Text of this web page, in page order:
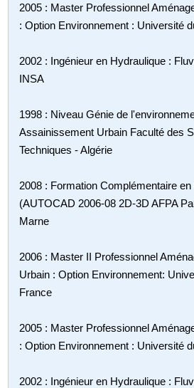
2005 : Master Professionnel
: Option Environnement : Université
2002 : Ingénieur en Hydraulique :
INSA
1998 : Niveau Génie de
Assainissement Urbain Faculté des
Techniques - Algérie
2008 : Formation Complémentaire
(AUTOCAD 2006-08 2D-3D AFPA
Marne
2006 : Master II Professionnel
Urbain : Option Environnement:
France
2005 : Master Professionnel
: Option Environnement : Université
2002 : Ingénieur en Hydraulique :